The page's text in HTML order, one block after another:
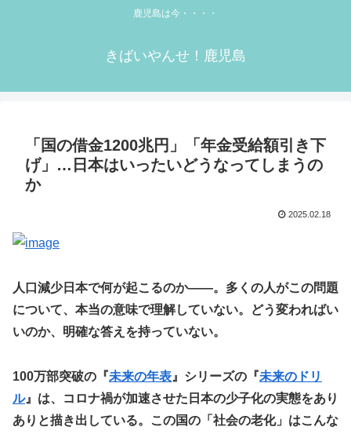
鹿児島は今・・・・
きばいやんせ！鹿児島
「国の借金1200兆円」「年金受給額引き下
げ」…日本はいったいどうなってしまうの
か
2025.02.18
人口減少日本で何が起こるのか――。多くの人がこの問題
について、本当の意味で理解していない。どう変わればい
いのか、明確な答えを持っていない。
100万部突破の『未来の年表 』シリーズの『未来のドリ
ル』は、コロナ禍が加速させた日本の少子化の実態をあり
ありと描き出している。この国の「社会の老化」はこんな